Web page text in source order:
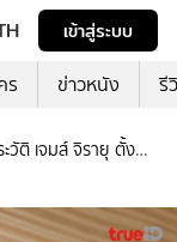
เข้าสู่ระบบ
ร ข่าวหนัง รี
ะวัติ เจมส์ จิรายุ ตั้ง